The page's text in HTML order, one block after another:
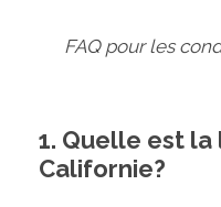
FAQ pour les
1. Quelle est
Californie?